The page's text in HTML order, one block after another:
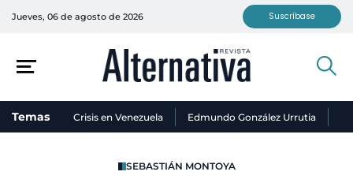
Jueves, 06 de agosto de 2026 Suscríbase
Temas Crisis en Venezuela Edmundo González Urrutia
SEBASTIÁN MONTOYA